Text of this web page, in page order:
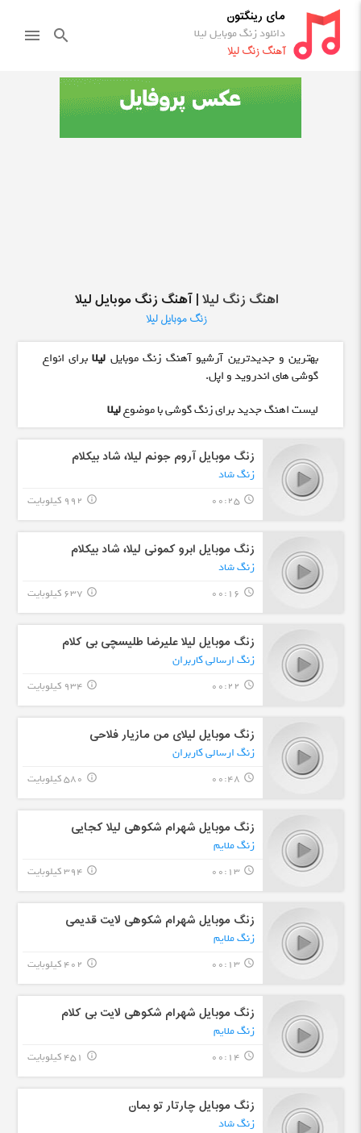
مای رینگتون
دانلود زنگ موبایل لیلا
آهنگ زنگ لیلا
search
menu
اهنگ زنگ لیلا| آهنگ زنگ موبایل لیلا
زنگ موبایل لیلا
بهترین و جدیدترین آرشیو آهنگ زنگ موبایل لیلابرای انواع
گوشی های اندروید و اپل.
لیست اهنگ جدید برای زنگ گوشی با موضوعلیلا
زنگ موبایل آروم جونم لیلا، شاد بیکلام
زنگ شاد
query_builder
00:25 992 کیلوبایت info_outline
زنگ موبایل ابرو کمونی لیلا، شاد بیکلام
زنگ شاد
query_builder
00:16 637 کیلوبایت info_outline
زنگ موبایل لیلا علیرضا طلیسچی بی کلام
زنگ ارسالی کاربران
query_builder
00:22 934 کیلوبایت info_outline
زنگ موبایل لیلای من مازیار فلاحی
زنگ ارسالی کاربران
query_builder
00:48 580 کیلوبایت info_outline
زنگ موبایل شهرام شکوهی لیلا کجایی
زنگ ملایم
query_builder
00:13 394 کیلوبایت info_outline
زنگ موبایل شهرام شکوهی لایت قدیمی
زنگ ملایم
query_builder
00:13 402 کیلوبایت info_outline
زنگ موبایل شهرام شکوهی لایت بی کلام
زنگ ملایم
query_builder
00:14 451 کیلوبایت info_outline
زنگ موبایل چارتار تو بمان
زنگ شاد